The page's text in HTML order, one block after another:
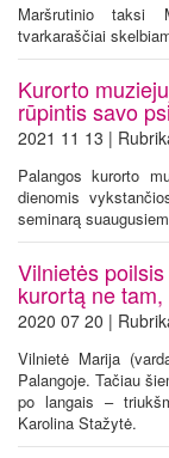
Maršrutinio taksi
tvarkaraščiai
Kurorto
rūpintis savo
2021 11 13 |
Palangos kurorto
dienomis
seminarą
Vilnietės
kurortą ne
2020 07 20 |
Vilnietė Marija
Palangoje. Tačiau
po langais –
Karolina Stažytė.